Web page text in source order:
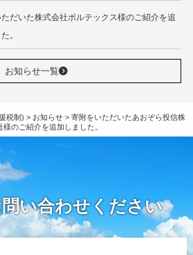
だいた株式会社ボルテックス様のご紹介を追
。
お知らせ一覧
税制) > お知らせ> 寄附をいただいたあおぞら投信株
のご紹介を追加しました。
い合わせください